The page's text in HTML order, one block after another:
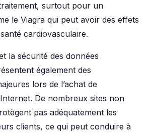
surtout pour un
le Viagra qui peut avoir des effets
cardiovasculaire.
la sécurité des données
également des
lors de l’achat de
De nombreux sites non
pas adéquatement les
clients, ce qui peut conduire à